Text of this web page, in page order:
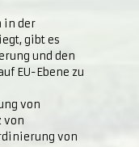
in der
gibt es
und den
EU-Ebene zu
von
von
von